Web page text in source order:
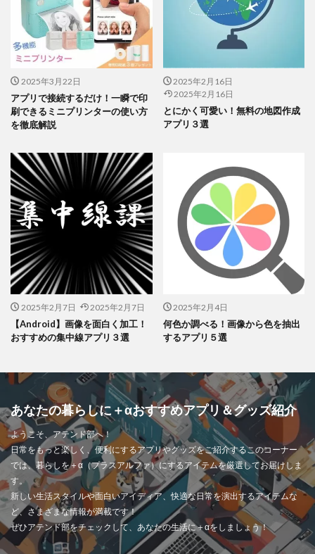
」。特に気に入っているフリーソフトです。
縦書き・横書きどちらもOKで、アウトライン機能付きだから、章
の整理もカンタン。小説を書くときに便利な機能がいろいろ入っ
ていて、「
カクヨム
対応済みとなっています！
最近はAndroidやiOS版も出たので、スマホでも使えるようになり
次に「Mery」。これはとにかく軽いのが魅力で、重いパソコンで
もサクサク動くのが嬉しいポイントです！シンプルなデザインで
使いやすいし、縦書きにもバッチリ対応しています。
ただし、スマホには対応していないので、外出先で使いたい人に
はちょっと不便かもしれません。
もうひとつ、「 縦書きのプロ（Windows）
」も注目ソフトです。
原稿用紙風のレイアウトで、すぐに縦書き入力ができるのが魅
力！
整も可能なので、文章を書く人にはぴったりの一品です。
縦書きの文章の作り方は？
縦書きの文章の作り方について、簡単に説明しますね。まず、基
本的な構成は横書きとあまり変わりません。
でも、ちょっとしたポイントに気をつける必要があります。
文字の向きと行の進み方
2025年3月22日
アプリで接続するだけ！一瞬で印
刷できるミニプリンターの使い方
を徹底解説
2025年2月16日
2025年2月16日
とにかく可愛い！無料の地図作成
アプリ３選
2025年2月7日 2025年2月7日
【Android】画像を面白く加工！
おすすめの集中線アプリ３選
2025年2月4日
何色か調べる！画像から色を抽出
するアプリ５選
あなたの暮らしに＋αおすすめアプリ＆グッズ紹介
ようこそ、アテンド部へ！
日常をもっと楽しく、便利にするアプリやグッズをご紹介するこのコーナー
では、暮らしを＋α（プラスアルファ）にするアイテムを厳選してお届けしま
す。
新しい生活スタイルや面白いアイディア、快適な日常を演出するアイテムな
ど、さまざまな情報が満載です！
ぜひアテンド部をチェックして、あなたの生活に＋αをしましょう！